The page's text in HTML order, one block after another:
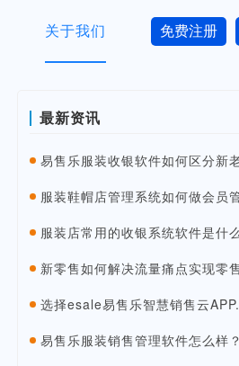
关于我们 免费注册
最新资讯
易售乐服装收银软件如何区分新
服装鞋帽店管理系统如何做会员
服装店常用的收银系统软件是什
新零售如何解决流量痛点实现零
选择esale易售乐智慧销售云
易售乐服装销售管理软件怎么样？